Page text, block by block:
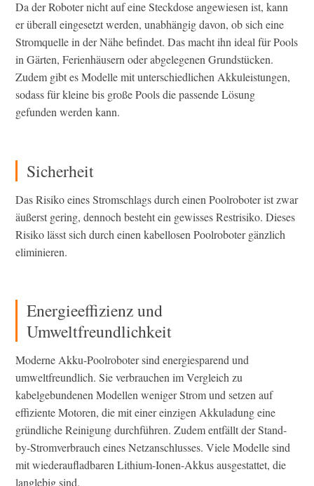
Da der Roboter nicht auf eine Steckdose angewiesen ist, kann
er überall eingesetzt werden, unabhängig davon, ob sich eine
Stromquelle in der Nähe befindet. Das macht ihn ideal für Pools
in Gärten, Ferienhäusern oder abgelegenen Grundstücken.
Zudem gibt es Modelle mit unterschiedlichen Akkuleistungen,
sodass für kleine bis große Pools die passende Lösung
gefunden werden kann.
Sicherheit
Das Risiko eines Stromschlags durch einen Poolroboter ist zwar
äußerst gering, dennoch besteht ein gewisses Restrisiko. Dieses
Risiko lässt sich durch einen kabellosen Poolroboter gänzlich
eliminieren.
Energieeffizienz und
Umweltfreundlichkeit
Moderne Akku-Poolroboter sind energiesparend und
umweltfreundlich. Sie verbrauchen im Vergleich zu
kabelgebundenen Modellen weniger Strom und setzen auf
effiziente Motoren, die mit einer einzigen Akkuladung eine
gründliche Reinigung durchführen. Zudem entfällt der Stand-
by-Stromverbrauch eines Netzanschlusses. Viele Modelle sind
mit wiederaufladbaren Lithium-Ionen-Akkus ausgestattet, die
langlebig sind.